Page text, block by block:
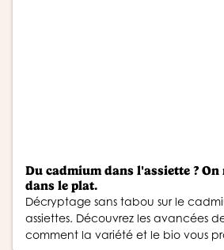
Du cadmium dans l'assiette ? On
dans le plat.
Décryptage sans tabou sur le
assiettes. Découvrez les avancées
comment la variété et le bio vous